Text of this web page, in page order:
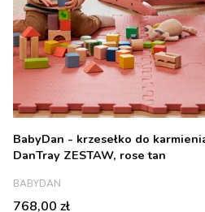
BabyDan - krzesełko do
DanTray ZESTAW, rose tan
PRODUCENT
BABYDAN
Cena
768,00 zł